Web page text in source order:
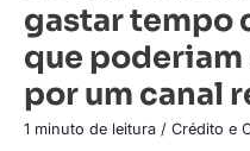
gastar tempo
que
por um canal
1 minuto de leitura / Crédito e
gastar
tempo
com
problemas
que
poderiam
ser
resolvidos
por